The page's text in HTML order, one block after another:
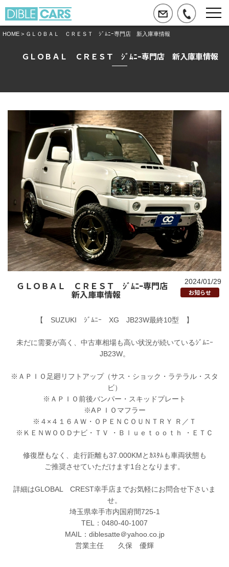
HOME > ＧＬＯＢＡＬ ＣＲＥＳＴ ｼﾞﾑﾆｰ専門店 新入庫車情報
ＧＬＯＢＡＬ ＣＲＥＳＴ ｼﾞﾑﾆｰ専門店 新入庫車情報
ＧＬＯＢＡＬ ＣＲＥＳＴ ｼﾞﾑﾆｰ専門店
新入庫車情報
2024/01/29
お知らせ
【 SUZUKI ｼﾞﾑﾆｰ XG JB23W最終10型 】
未だに需要が高く、中古車相場も高い状況が続いているｼﾞﾑﾆｰ
JB23W。
※ＡＰＩＯ足廻リフトアップ（サス・ショック・ラテラル・スタ
ビ）
※ＡＰＩＯ前後バンパー・スキッドプレート
※AＰＩＯマフラー
※４×４１６ＡＷ・ＯＰＥＮＣＯＵＮＴＲＹ Ｒ／Ｔ
※ＫＥＮＷＯＯＤナビ・ＴＶ ・Ｂｌｕｅｔｏｏｔｈ ・ＥＴＣ
修復歴もなく、走行距離も37.000KMとｶｽﾀﾑも車両状態も
ご推奨させていただけます1台となります。
詳細はGLOBAL CREST幸手店までお気軽にお問合せ下さいま
せ。
埼玉県幸手市内国府間725-1
TEL：0480-40-1007
MAIL：diblesatte＠yahoo.co.jp
営業主任 久保 優輝